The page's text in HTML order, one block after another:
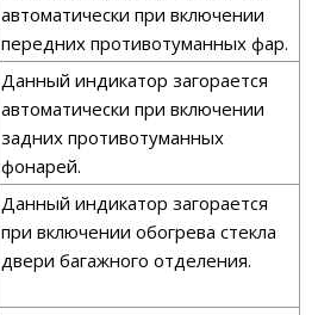
автоматически при включении
передних противотуманных фар.
Данный индикатор загорается
автоматически при включении
задних противотуманных
фонарей.
Данный индикатор загорается
при включении обогрева стекла
двери багажного отделения.